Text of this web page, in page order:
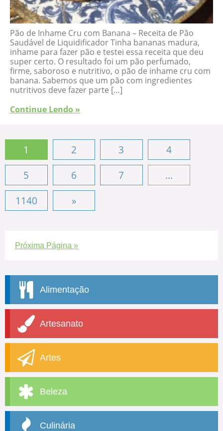
Pão de Inhame Cru com Banana – Receita de Pão
Saudável de Liquidificador Tinha bananas madura,
inhame para fazer pão e testei essa receita que deu
super certo. O resultado foi um pão perfumado,
firme, saboroso e nutritivo, o pão de inhame cru com
banana. Sabemos que um pão com ingredientes
nutritivos deve fazer parte […]
Continue Lendo »
1 2 3
4
5
6 7
...
1140
»
Próxima Página »
Alimentação
Artesanato
Artes
Beleza
Culinária